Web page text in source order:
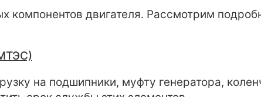
двигателя. Рассмотрим
на подшипники, муфту генератора,